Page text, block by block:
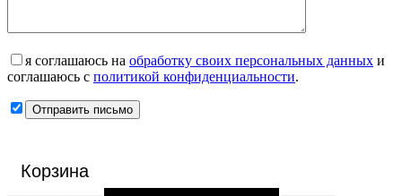
я соглашаюсь на обработку своих персональных данных и
соглашаюсь с политикой конфиденциальности.
Корзина